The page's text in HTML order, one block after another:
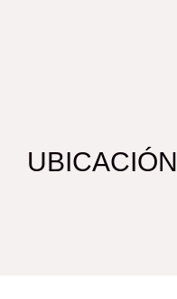
UBICACIÓN